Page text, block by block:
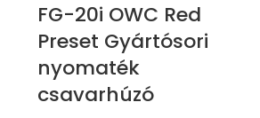
FG-20i OWC Red
Preset Gyártósori
nyomaték
csavarhúzó